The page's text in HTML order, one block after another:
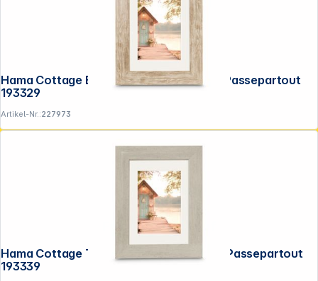
Hama Cottage Braun 13x18 Kunstst.inkl.Passepartout
193329
Artikel-Nr.:227973
Hama Cottage Taupe 13x18 Kunstst.inkl.Passepartout
193339
Folgen Sie uns auf